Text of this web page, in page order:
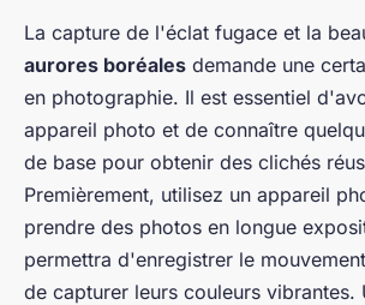
La capture de l'éclat fugace et la
aurores boréales demande une
en photographie. Il est essentiel
appareil photo et de connaître
de base pour obtenir des clichés
Premièrement, utilisez un appareil
prendre des photos en longue
permettra d'enregistrer le
de capturer leurs couleurs vibrantes.